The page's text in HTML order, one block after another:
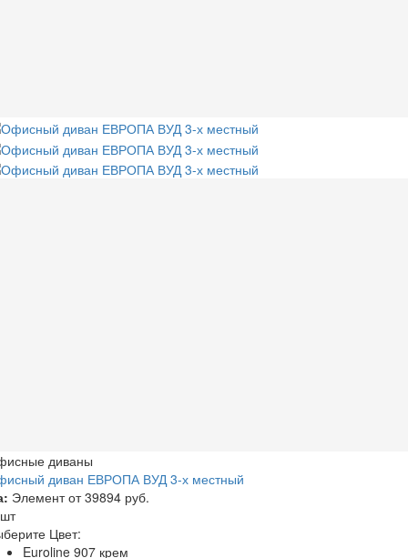
диваны
диван ЕВРОПА ВУД 3-х местный
Элемент от 39894 руб.
Цвет:
Euroline 907 крем